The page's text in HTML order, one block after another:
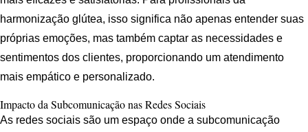
harmonização glútea, isso significa não apenas entender suas
próprias emoções, mas também captar as necessidades e
sentimentos dos clientes, proporcionando um atendimento
mais empático e personalizado.
Impacto da Subcomunicação nas Redes Sociais
As redes sociais são um espaço onde a subcomunicação